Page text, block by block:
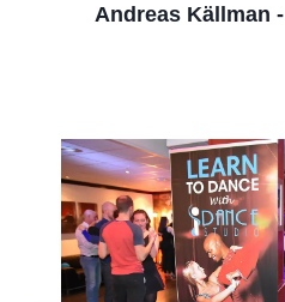
Andreas Källman -